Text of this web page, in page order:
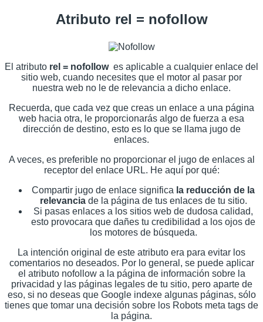
Atributo rel = nofollow
El atributo rel = nofollow es aplicable a cualquier enlace del
sitio web, cuando necesites que el motor al pasar por
nuestra web no le de relevancia a dicho enlace.
Recuerda, que cada vez que creas un enlace a una página
web hacia otra, le proporcionarás algo de fuerza a esa
dirección de destino, esto es lo que se llama jugo de
enlaces.
A veces, es preferible no proporcionar el jugo de enlaces al
receptor del enlace URL. He aquí por qué:
Compartir jugo de enlace significa la reducción de la
relevancia de la página de tus enlaces de tu sitio.
Si pasas enlaces a los sitios web de dudosa calidad,
esto provocara que dañes tu credibilidad a los ojos de
los motores de búsqueda.
La intención original de este atributo era para evitar los
comentarios no deseados. Por lo general, se puede aplicar
el atributo nofollow a la página de información sobre la
privacidad y las páginas legales de tu sitio, pero aparte de
eso, si no deseas que Google indexe algunas páginas, sólo
tienes que tomar una decisión sobre los Robots meta tags de
la página.